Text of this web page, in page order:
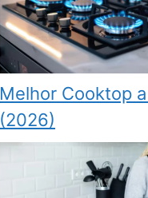
Melhor Cooktop
(2026)